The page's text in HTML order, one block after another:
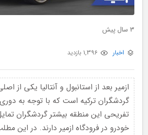
3 سال پیش
اخبار 1,396 بازدید
ازمیر بعد از استانبول و آنتالیا یکی از
گردشگران ترکیه است که با توجه به
تفریحی این منطقه بیشتر گردشگران
خودرو در فرودگاه ازمیر دارند. در این